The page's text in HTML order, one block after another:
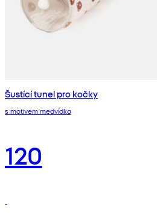
Šustící tunel pro kočky
s motivem medvídka
120